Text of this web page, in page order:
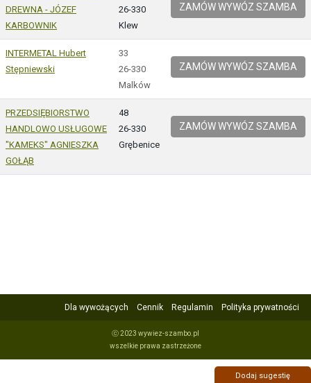
DREWNA - JÓZEF
KARBOWNIK
26-330
Klew
ZAMÓW WYWÓZ SZAMBA
INTERMETAL Hubert
Stępniewski
33
26-330
Malków
ZAMÓW WYWÓZ SZAMBA
PRZEDSIĘBIORSTWO
HANDLOWO USŁUGOWE
"KAMEKS" AGNIESZKA
GOŁĄB
48
26-330
Grębenice
ZAMÓW WYWÓZ SZAMBA
Dla wywożących Cennik Regulamin Polityka prywatności
ⓒ 2023 wywiez-szambo.pl
wszelkie prawa zastrzeżone
Dodaj sugestię